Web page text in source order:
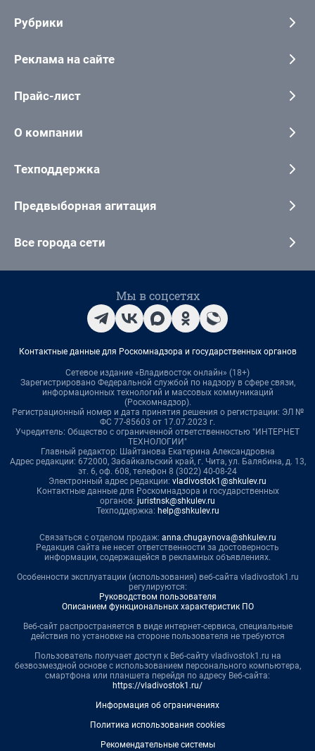
Рубрики
Реклама на сайте
Прайс-лист
О компании
Техподдержка
Предвыборная агитация
Все города сети
Мы в соцсетях
Контактные данные для Роскомнадзора и государственных органов
Сетевое издание «Владивосток онлайн» (18+)
Зарегистрировано Федеральной службой по надзору в сфере связи,
информационных технологий и массовых коммуникаций
(Роскомнадзор).
Регистрационный номер и дата принятия решения о регистрации: ЭЛ №
ФС 77-85603 от 17.07.2023 г.
Учредитель: Общество с ограниченной ответственностью "ИНТЕРНЕТ
ТЕХНОЛОГИИ"
Главный редактор: Шайтанова Екатерина Александровна
Адрес редакции: 672000, Забайкальский край, г. Чита, ул. Балябина, д. 13,
эт. 6, оф. 608, телефон 8 (3022) 40-08-24
Электронный адрес редакции: vladivostok1@shkulev.ru
Контактные данные для Роскомнадзора и государственных
органов: juristnsk@shkulev.ru
Техподдержка: help@shkulev.ru
Связаться с отделом продаж: anna.chugaynova@shkulev.ru
Редакция сайта не несет ответственности за достоверность
информации, содержащейся в рекламных объявлениях.
Особенности эксплуатации (использования) веб-сайта vladivostok1.ru
регулируются:
Руководством пользователя
Описанием функциональных характеристик ПО
Веб-сайт распространяется в виде интернет-сервиса, специальные
действия по установке на стороне пользователя не требуются
Пользователь получает доступ к Веб-сайту vladivostok1.ru на
безвозмездной основе с использованием персонального компьютера,
смартфона или планшета перейдя по адресу Веб-сайта:
https://vladivostok1.ru/
Информация об ограничениях
Политика использования cookies
Рекомендательные системы